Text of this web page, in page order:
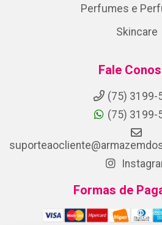
Perfumes e
Skincare
Fale
(75) 3199-
(75) 3199-
Formas de